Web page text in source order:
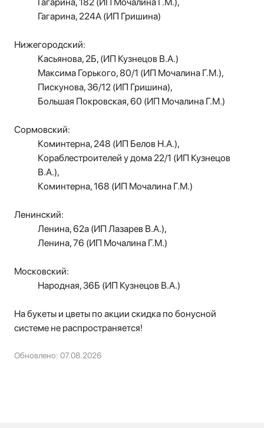
Гагарина, 182 (ИП Мочалина Г.М.),
Гагарина, 224А (ИП Гришина)
Нижегородский:
Касьянова, 2Б, (ИП Кузнецов В.А.)
Максима Горького, 80/1 (ИП Мочалина Г.М.),
Пискунова, 36/12 (ИП Гришина),
Большая Покровская, 60 (ИП Мочалина Г.М.)
Сормовский:
Коминтерна, 248 (ИП Белов Н.А.),
Кораблестроителей у дома 22/1 (ИП Кузнецов
В.А.),
Коминтерна, 168 (ИП Мочалина Г.М.)
Ленинский:
Ленина, 62а (ИП Лазарев В.А.),
Ленина, 76 (ИП Мочалина Г.М.)
Московский:
Народная, 36Б (ИП Кузнецов В.А.)
На букеты и цветы по акции скидка по бонусной
системе не распространяется!
Обновлено: 07.08.2026